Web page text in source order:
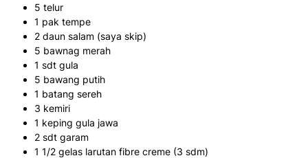
5 telur
1 pak tempe
2 daun salam (saya skip)
5 bawnag merah
1 sdt gula
5 bawang putih
1 batang sereh
3 kemiri
1 keping gula jawa
2 sdt garam
1 1/2 gelas larutan fibre creme (3 sdm)